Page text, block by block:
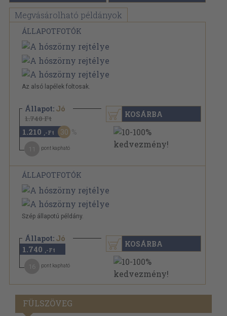
Megvásárolható példányok
ÁLLAPOTFOTÓK
Az alsó lapélek foltosak.
Állapot: Jó
1.740 Ft
1.210 ,-Ft 30
pont kapható
KOSÁRBA
ÁLLAPOTFOTÓK
Szép állapotú példány.
Állapot: Jó
1.740 ,-Ft
pont kapható
KOSÁRBA
FÜLSZÖVEG